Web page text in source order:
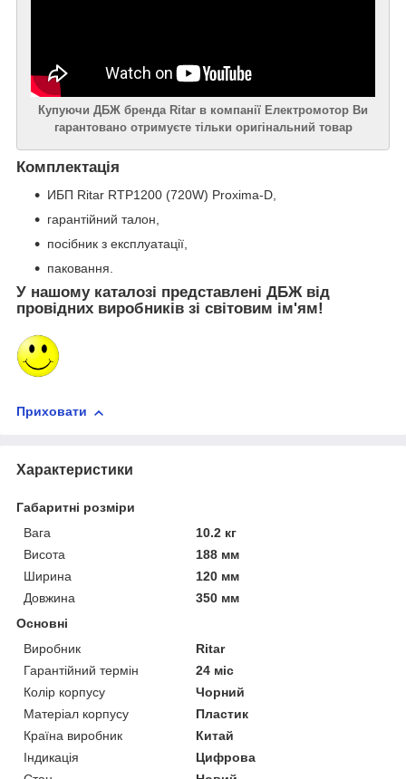
Купуючи ДБЖ бренда Ritar в компанії Електромотор Ви
гарантовано отримуєте тільки оригінальний товар
Комплектація
ИБП Ritar RTP1200 (720W) Proxima-D,
гарантійний талон,
посібник з експлуатації,
паковання.
У нашому каталозі представлені ДБЖ від
провідних виробників зі світовим ім'ям!
Приховати
Характеристики
Габаритні розміри
Вага
10.2 кг
Висота
188 мм
Ширина
120 мм
Довжина
350 мм
Основні
Виробник
Ritar
Гарантійний термін
24 міс
Колір корпусу
Чорний
Матеріал корпусу
Пластик
Країна виробник
Китай
Індикація
Цифрова